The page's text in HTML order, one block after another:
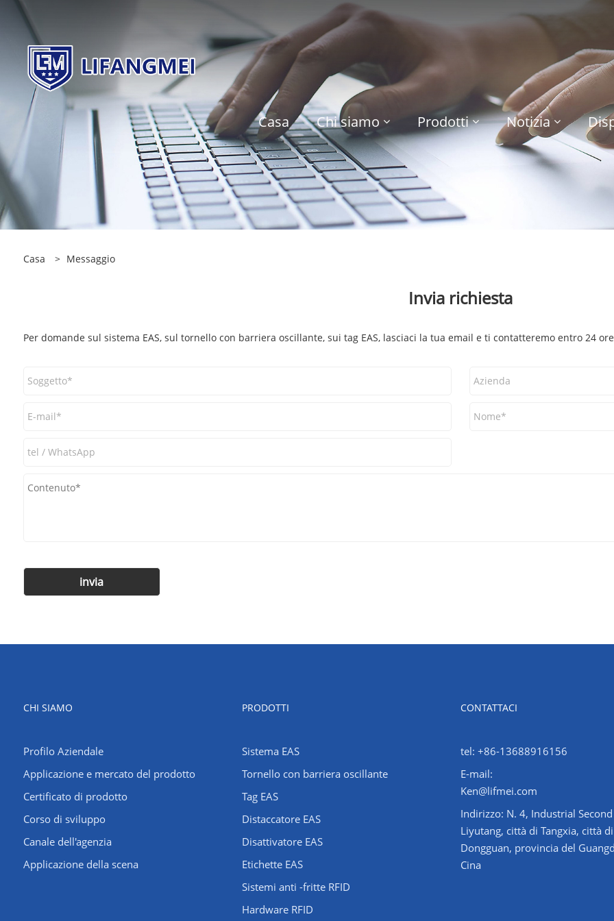
Casa Chi siamo Prodotti Notizia
Casa > Messaggio
Invia richiesta
Per domande sul sistema EAS, sul tornello con barriera oscillante, sui tag EAS, lasciaci la tua email e ti contatteremo entro 24
CHI SIAMO
Profilo Aziendale
Applicazione e mercato del prodotto
Certificato di prodotto
Corso di sviluppo
Canale dell'agenzia
Applicazione della scena
PRODOTTI
Sistema EAS
Tornello con barriera oscillante
Tag EAS
Distaccatore EAS
Disattivatore EAS
Etichette EAS
Sistemi anti -fritte RFID
Hardware RFID
CONTATTACI
tel: +86-13688916156
E-mail:
Ken@lifmei.com
Indirizzo: N. 4, Industrial
Liyutang, città di Tangxia, città di
Dongguan, provincia del
Cina